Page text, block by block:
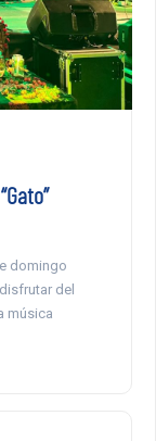
domingo
del
música